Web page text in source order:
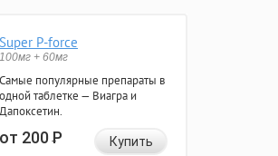
Super P-force
100мг + 60мг
Самые популярные препараты в
одной таблетке — Виагра и
Дапоксетин.
от 200Р Купить